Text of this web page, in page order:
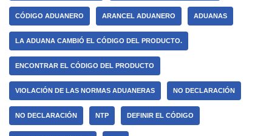
CÓDIGO ADUANERO ARANCEL ADUANERO ADUANAS
LA ADUANA CAMBIÓ EL CÓDIGO DEL PRODUCTO.
ENCONTRAR EL CÓDIGO DEL PRODUCTO
VIOLACIÓN DE LAS NORMAS ADUANERAS NO DECLARACIÓN
NO DECLARACIÓN NTP DEFINIR EL CÓDIGO